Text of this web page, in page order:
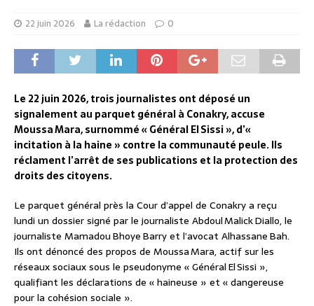
22 juin 2026 La rédaction 0
Le 22 juin 2026, trois journalistes ont déposé un
signalement au parquet général à Conakry, accuse
Moussa Mara, surnommé « Général El Sissi », d’«
incitation à la haine » contre la communauté peule. Ils
réclament l’arrêt de ses publications et la protection des
droits des citoyens.
Le parquet général près la Cour d’appel de Conakry a reçu
lundi un dossier signé par le journaliste Abdoul Malick Diallo, le
journaliste Mamadou Bhoye Barry et l’avocat Alhassane Bah.
Ils ont dénoncé des propos de Moussa Mara, actif sur les
réseaux sociaux sous le pseudonyme « Général El Sissi »,
qualifiant les déclarations de « haineuse » et « dangereuse
pour la cohésion sociale ».